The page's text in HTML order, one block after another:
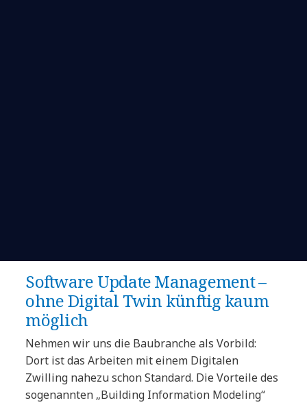
Software Update Management –
ohne Digital Twin künftig kaum
möglich
Nehmen wir uns die Baubranche als Vorbild:
Dort ist das Arbeiten mit einem Digitalen
Zwilling nahezu schon Standard. Die Vorteile des
sogenannten „Building Information Modeling“